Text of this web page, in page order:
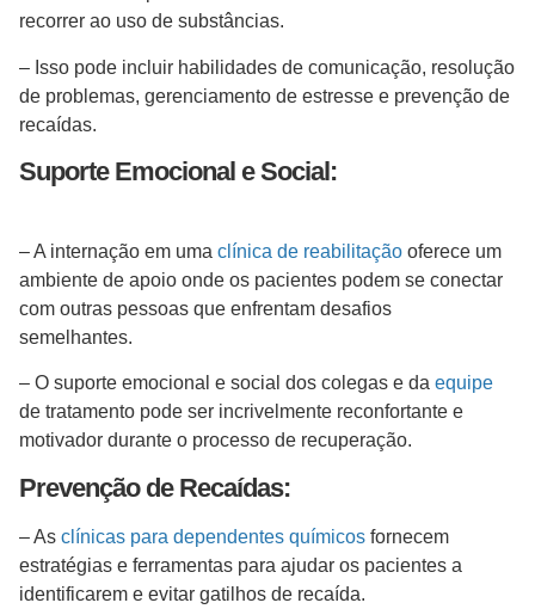
recorrer ao uso de substâncias.
– Isso pode incluir habilidades de comunicação, resolução
de problemas, gerenciamento de estresse e prevenção de
recaídas.
Suporte Emocional e Social:
– A internação em uma clínica de reabilitação oferece um
ambiente de apoio onde os pacientes podem se conectar
com outras pessoas que enfrentam desafios
semelhantes.
– O suporte emocional e social dos colegas e da equipe
de tratamento pode ser incrivelmente reconfortante e
motivador durante o processo de recuperação.
Prevenção de Recaídas:
– As clínicas para dependentes químicos fornecem
estratégias e ferramentas para ajudar os pacientes a
identificarem e evitar gatilhos de recaída.